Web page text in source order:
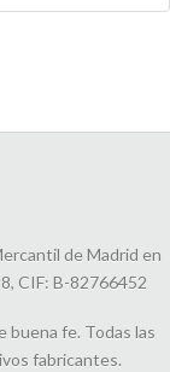
de Madrid en
CIF: B-82766452
buena fe. Todas las
fabricantes.